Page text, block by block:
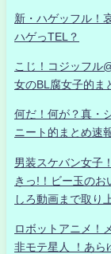
新・ハゲッフル！
ハゲっTEL？
こじ！コジッフル
女のBL腐女子的ま
何だ！何が？真
ニート的まとめ速
男装スケバン女子
きっ!！ビー玉の
しろ動画まで取り
ロボットアニメ！
非モテ星人 ！あら